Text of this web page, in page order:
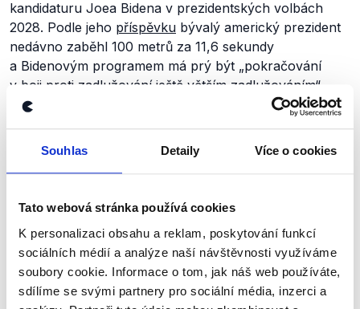
Souhlas Detaily Více o cookies
Tato webová stránka používá cookies
K personalizaci obsahu a reklam, poskytování funkcí
sociálních médií a analýze naší návštěvnosti využíváme
soubory cookie. Informace o tom, jak náš web používáte,
sdílíme se svými partnery pro sociální média, inzerci a
kandidaturu Joea Bidena v prezidentských volbách
2028. Podle jeho příspěvku bývalý americký prezident
nedávno zaběhl 100 metrů za 11,6 sekundy
a Bidenovým programem má prý být „pokračování
v boji proti zadlužování ještě větším zadlužováním“
Strakoš
také finanční situaci Knihovny
prodávat poličky a lavičky Václava Havla.
konference Babylon“ používá autor nadsázku
a záměrně přehání některé argumenty, aby parodoval
debatu o přijetí eura.„Pokud bychom přijali jako hlavní
komunikační jazyk němčinu, která je v Evropě mnohem
více rozšířená, dali bychom našim dětem férovou šanci
uspět. Česky se můžou učit jako druhý jazyk. Stejně